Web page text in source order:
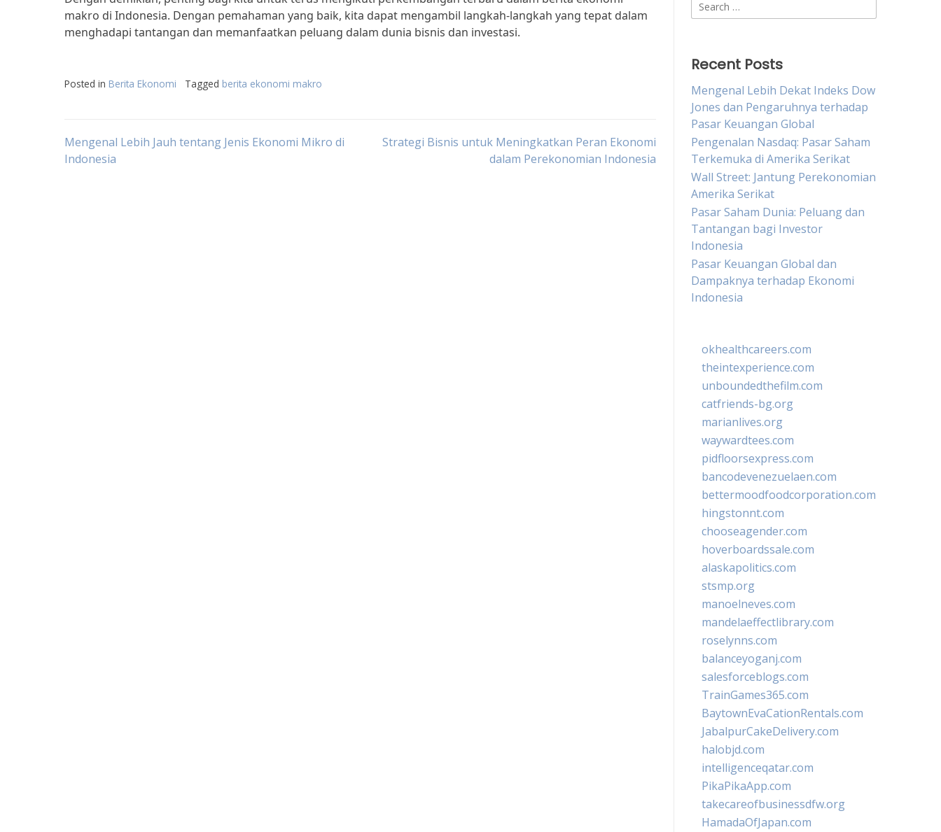
makro di Indonesia. Dengan pemahaman yang baik, kita dapat mengambil langkah-langkah yang tepat dalam
menghadapi tantangan dan memanfaatkan peluang dalam dunia bisnis dan investasi.
Posted in Berita Ekonomi Tagged berita ekonomi makro
Post
Mengenal Lebih Jauh tentang Jenis Ekonomi Mikro di
Indonesia
Strategi Bisnis untuk Meningkatkan Peran Ekonomi
dalam Perekonomian Indonesia
for:
Recent Posts
Mengenal Lebih Dekat Indeks Dow
Jones dan Pengaruhnya terhadap
Pasar Keuangan Global
Pengenalan Nasdaq: Pasar Saham
Terkemuka di Amerika Serikat
Wall Street: Jantung Perekonomian
Amerika Serikat
Pasar Saham Dunia: Peluang dan
Tantangan bagi Investor
Indonesia
Pasar Keuangan Global dan
Dampaknya terhadap Ekonomi
Indonesia
okhealthcareers.com
theintexperience.com
unboundedthefilm.com
catfriends-bg.org
marianlives.org
waywardtees.com
pidfloorsexpress.com
bancodevenezuelaen.com
bettermoodfoodcorporation.com
hingstonnt.com
chooseagender.com
hoverboardssale.com
alaskapolitics.com
stsmp.org
manoelneves.com
mandelaeffectlibrary.com
roselynns.com
balanceyoganj.com
salesforceblogs.com
TrainGames365.com
BaytownEvaCationRentals.com
JabalpurCakeDelivery.com
halobjd.com
intelligenceqatar.com
PikaPikaApp.com
takecareofbusinessdfw.org
HamadaOfJapan.com